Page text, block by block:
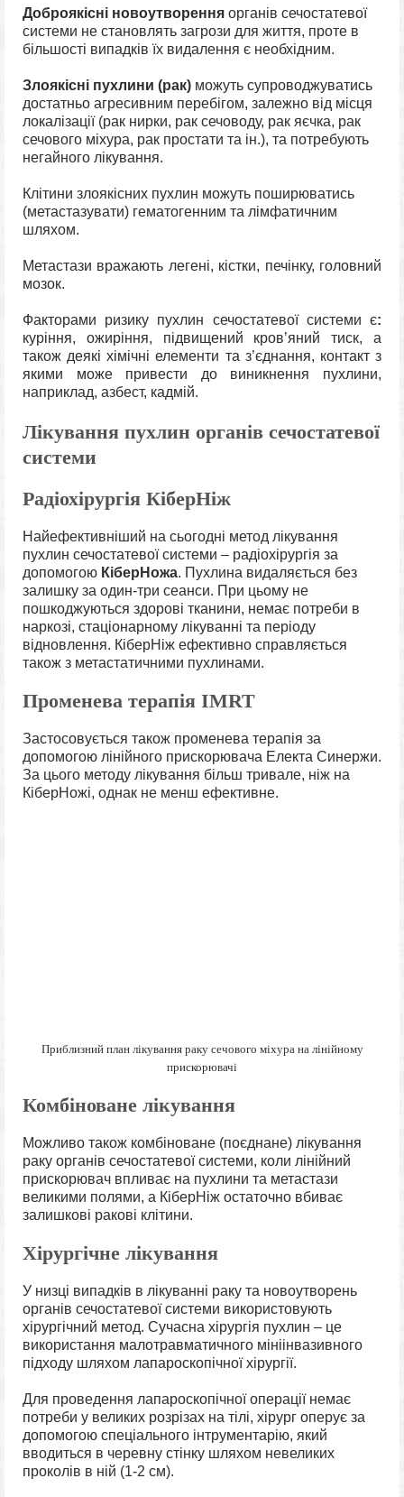
Доброякісні новоутворення органів сечостатевої
системи не становлять загрози для життя, проте в
більшості випадків їх видалення є необхідним.
Злоякісні пухлини (рак) можуть супроводжуватись
достатньо агресивним перебігом, залежно від місця
локалізації (рак нирки, рак сечоводу, рак яєчка, рак
сечового міхура, рак простати та ін.), та потребують
негайного лікування.
Клітини злоякісних пухлин можуть поширюватись
(метастазувати) гематогенним та лімфатичним
шляхом.
Метастази вражають легені, кістки, печінку, головний
мозок.
Факторами ризику пухлин сечостатевої системи є:
куріння, ожиріння, підвищений кров’яний тиск, а
також деякі хімічні елементи та з’єднання, контакт з
якими може привести до виникнення пухлини,
наприклад, азбест, кадмій.
Лікування пухлин органів сечостатевої
системи
Радіохірургія КіберНіж
Найефективніший на сьогодні метод лікування
пухлин сечостатевої системи – радіохірургія за
допомогою КіберНожа. Пухлина видаляється без
залишку за один-три сеанси. При цьому не
пошкоджуються здорові тканини, немає потреби в
наркозі, стаціонарному лікуванні та періоду
відновлення. КіберНіж ефективно справляється
також з метастатичними пухлинами.
Променева терапія IMRT
Застосовується також променева терапія за
допомогою лінійного прискорювача Електа Синержи.
За цього методу лікування більш тривале, ніж на
КіберНожі, однак не менш ефективне.
Приблизний план лікування раку сечового міхура на лінійному
прискорювачі
Комбіноване лікування
Можливо також комбіноване (поєднане) лікування
раку органів сечостатевої системи, коли лінійний
прискорювач впливає на пухлини та метастази
великими полями, а КіберНіж остаточно вбиває
залишкові ракові клітини.
Хірургічне лікування
У низці випадків в лікуванні раку та новоутворень
органів сечостатевої системи використовують
хірургічний метод. Сучасна хірургія пухлин – це
використання малотравматичного мініінвазивного
підходу шляхом лапароскопічної хірургії.
Для проведення лапароскопічної операції немає
потреби у великих розрізах на тілі, хірург оперує за
допомогою спеціального інтрументарію, який
вводиться в черевну стінку шляхом невеликих
проколів в ній (1-2 см).